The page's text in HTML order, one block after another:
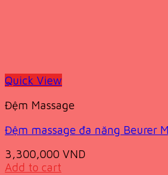
Quick View
Đệm Massage
Đệm massage đa năng Beurer
3,300,000 VND
Add to cart